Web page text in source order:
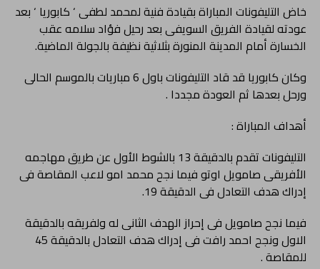
خاض التليفونات المباراة بقيادة فنية لمحمد لطفى ‘ كابوريا ‘ بعد
عودته لقيادة الفريق السويفى بعد رحيل فؤاد سلامه عقب
الخسارة أمام المدينة المنورة بثلاثية نظيفة بالجولة الماضية.
وكان كابوريا قد قاد التليفونات باول 6 مباريات بالموسم الحالى
ورحل بعدها ثم العودة مجددا .
أهداف المباراة :
التليفونات تقدم بالدقيقة 13 بالشوط الأول عن طريق مهاجمه
الأفريقى صامويل اوتو فيما نجح محمد امو لاعب المقاصة فى
إدراك هدف التعادل فى الدقيقة 19.
فيما نجح صامويل فى إحراز الهدف الثانى له ولفريقه بالدقيقة
الاول ونجح احمد رافت فى إدراك هدف التعادل بالدقيقة 45
للمقاصة .